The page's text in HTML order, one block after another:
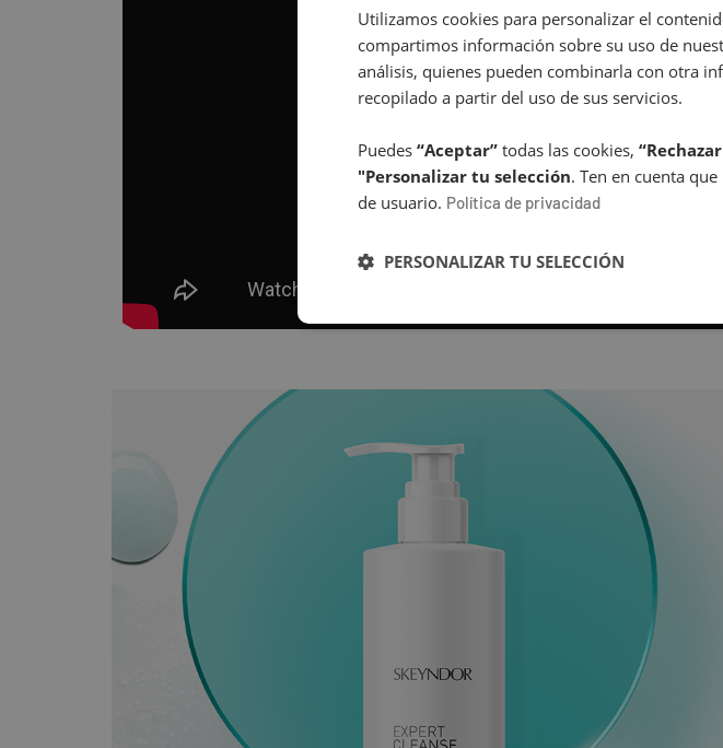
Utilizamos cookies para personalizar el
compartimos información sobre su uso de
análisis, quienes pueden combinarla con otra
recopilado a partir del uso de sus servicios.
Puedes “Aceptar” todas las cookies,
"Personalizar tu selección. Ten en cuenta
de usuario. Política de privacidad
PERSONALIZAR TU SELECCIÓN